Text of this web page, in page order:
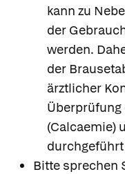
kann zu
der
werden.
der
ärztlicher
(Calcaemie)
Bitte sprechen